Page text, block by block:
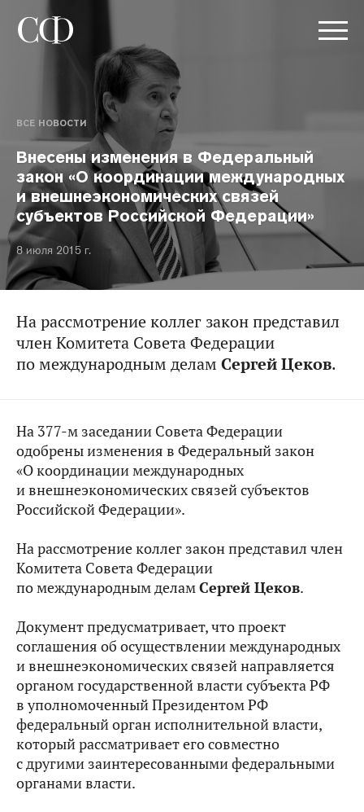
ВСЕ НОВОСТИ
Внесены изменения в Федеральный
закон «О координации международных
и внешнеэкономических связей
субъектов Российской Федерации»
8 июля 2015 г.
На рассмотрение коллег закон представил
член Комитета Совета Федерации
по международным делам Сергей Цеков.
На 377-м заседании Совета Федерации
одобрены изменения в Федеральный закон
«О координации международных
и внешнеэкономических связей субъектов
Российской Федерации».
На рассмотрение коллег закон представил член
Комитета Совета Федерации
по международным деламСергей Цеков.
Документ предусматривает, что проект
соглашения об осуществлении международных
и внешнеэкономических связей направляется
органом государственной власти субъекта РФ
в уполномоченный Президентом РФ
федеральный орган исполнительной власти,
который рассматривает его совместно
с другими заинтересованными федеральными
органами власти.